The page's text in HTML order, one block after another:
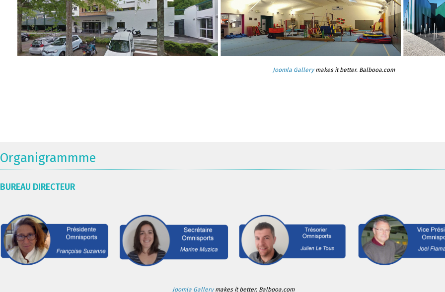
Joomla Gallerymakes it better. Balbooa.com
Organigrammme
BUREAU DIRECTEUR
Joomla Gallerymakes it better. Balbooa.com